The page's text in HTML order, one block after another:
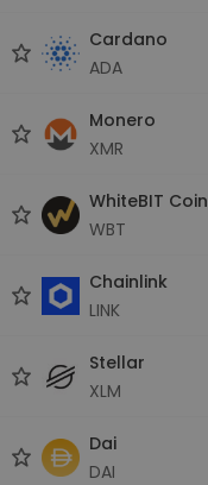
Cardano
ADA
Monero
XMR
WhiteBIT Coin
WBT
Chainlink
LINK
Stellar
XLM
Dai
DAI